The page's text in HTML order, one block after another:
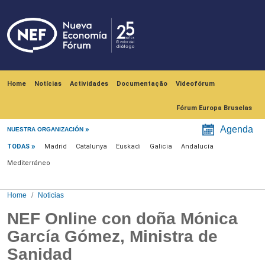
Home Notícias Actividades Documentação Videofórum
Fórum Europa Bruselas
NUESTRA ORGANIZACIÓN Agenda
Menú noticias
TODAS Madrid Catalunya Euskadi Galicia Andalucía
Mediterráneo
Home Noticias
NEF Online con doña Mónica
García Gómez, Ministra de
Sanidad